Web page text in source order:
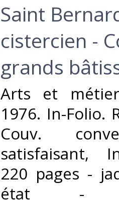
‎Saint
cistercien -
grands
‎Arts et
1976. In-Folio.
Couv.
satisfaisant,
220 pages -
état -